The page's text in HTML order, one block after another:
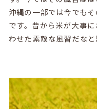
沖縄の一部では今でも
です。昔から米が大事
わせた素敵な風習だなと